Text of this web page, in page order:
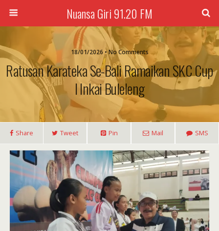
Nuansa Giri 91.20 FM
18/01/2026 • No Comments
Ratusan Karateka Se-Bali Ramaikan SKC Cup
I Inkai Buleleng
Share Tweet Pin Mail SMS